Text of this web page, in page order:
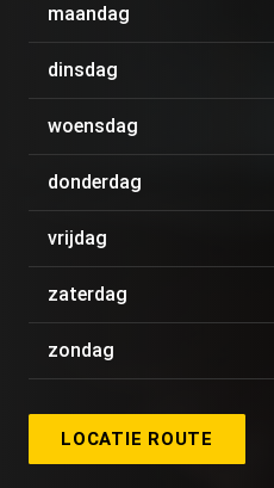
maandag
dinsdag
woensdag
donderdag
vrijdag
zaterdag
zondag
LOCATIE ROUTE